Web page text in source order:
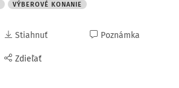
VÝBEROVÉ KONANIE
Stiahnuť
Zdieľať
Poznámka